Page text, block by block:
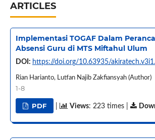
ARTICLES
Implementasi TOGAF Dalam
Absensi Guru di MTS Miftahul Ulum
DOI: https://doi.org/10.63935/
Rian Harianto, Lutfan Najib Zakfiansyah (Author)
1-8
PDF Views: 223 times |